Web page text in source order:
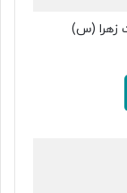
زهرا (س)